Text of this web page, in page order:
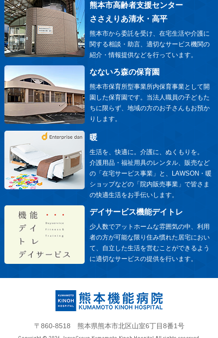
熊本市高齢者支援センター
ささえりあ清水・高平
熊本市から委託を受け、在宅生活や介護に
関する相談・助言、適切なサービス機関の
紹介・情報提供などを行っています。
なないろ森の保育園
熊本市保育所型事業所内保育事業として開
園した保育園です。当法人職員の子どもた
ちに限らず、地域の方のお子さんもお預か
りします。
暖
生活を、快適に。介護に、ぬくもりを。
介護用品・福祉用具のレンタル、販売など
の「在宅サービス事業」と、LAWSON・暖
ショップなどの「院内販売事業」で皆さま
の快適生活をお手伝いします。
デイサービス機能デイトレ
少人数でアットホームな雰囲気の中、利用
者の方が可能な限り住み慣れた居宅におい
て、自立した生活を営むことができるよう
に適切なサービスの提供を行います。
〒860-8518 熊本県熊本市北区山室6丁目8番1号